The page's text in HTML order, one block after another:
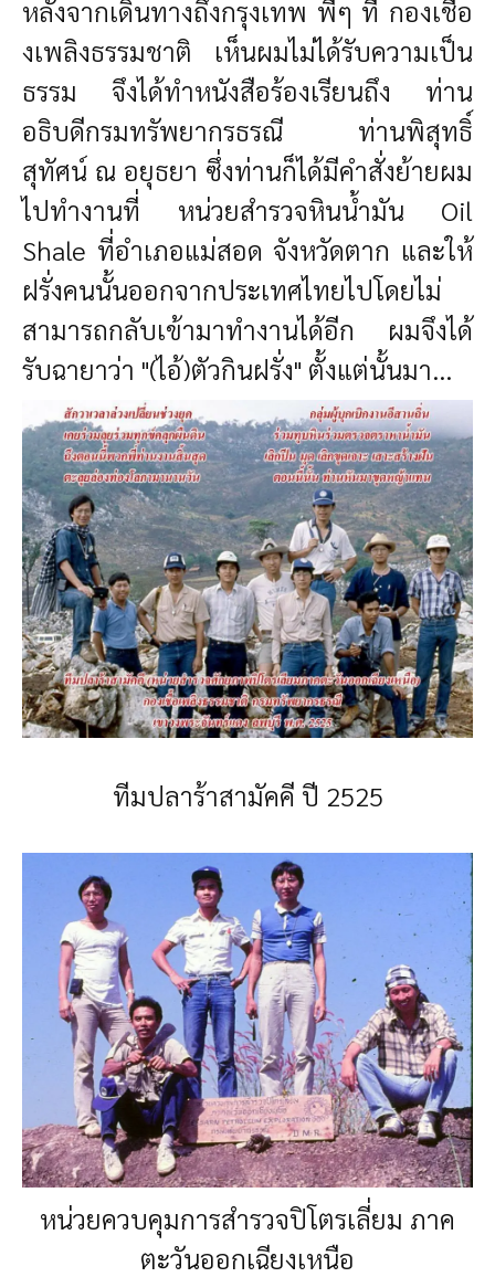
หลังจากเดินทางถึงกรุงเทพ พี่ๆ ที่ กองเชื้อ
งเพลิงธรรมชาติ เห็นผมไม่ได้รับความเป็น
ธรรม จึงได้ทำหนังสือร้องเรียนถึง ท่าน
อธิบดีกรมทรัพยากรธรณี ท่านพิสุทธิ์
สุทัศน์ ณ อยุธยา ซึ่งท่านก็ได้มีคำสั่งย้ายผม
ไปทำงานที่ หน่วยสำรวจหินน้ำมัน Oil
Shale ที่อำเภอแม่สอด จังหวัดตาก และให้
ฝรั่งคนนั้นออกจากประเทศไทยไปโดยไม่
สามารถกลับเข้ามาทำงานได้อีก ผมจึงได้
รับฉายาว่า "(ไอ้)ตัวกินฝรั่ง" ตั้งแต่นั้นมา...
ทีมปลาร้าสามัคคี ปี 2525
หน่วยควบคุมการสำรวจปิโตรเลี่ยม ภาค
ตะวันออกเฉียงเหนือ